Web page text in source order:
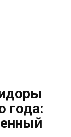
года: